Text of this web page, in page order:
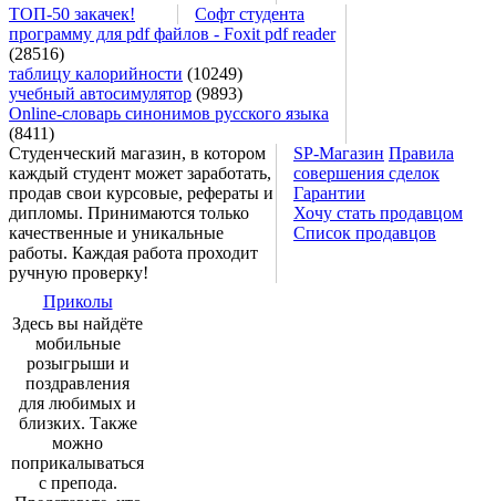
ТОП-50 закачек!
Софт студента
программу для pdf файлов - Foxit pdf reader
(28516)
таблицу калорийности (10249)
учебный автосимулятор (9893)
Online-словарь синонимов русского языка
(8411)
Студенческий магазин, в котором
каждый студент может заработать,
продав свои курсовые, рефераты и
дипломы. Принимаются только
качественные и уникальные
работы. Каждая работа проходит
ручную проверку!
SP-Магазин Правила
совершения сделок
Гарантии
Хочу стать продавцом
Список продавцов
Приколы
Здесь вы найдёте
мобильные
розыгрыши и
поздравления
для любимых и
близких. Также
можно
поприкалываться
с препода.